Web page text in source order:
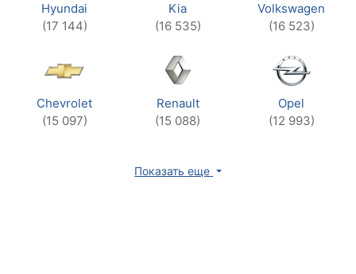
Hyundai
(17 144)
Kia
(16 535)
Volkswagen
(16 523)
Chevrolet
(15 097)
Renault
(15 088)
Opel
(12 993)
Показать еще